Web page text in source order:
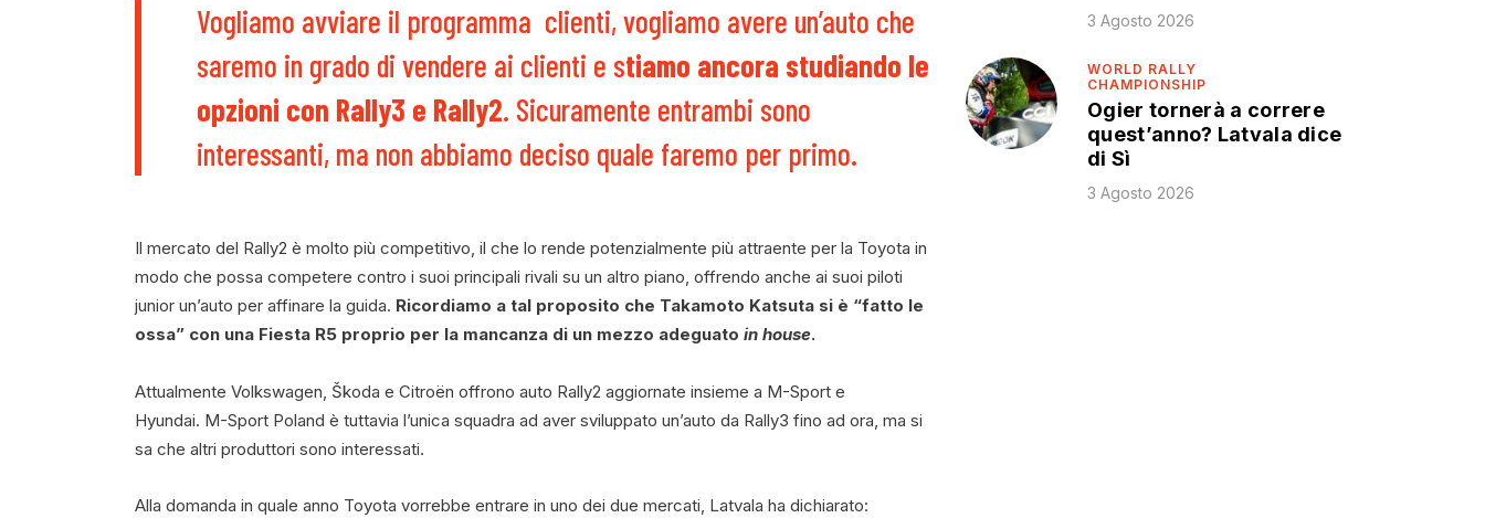
Vogliamo avviare il programma clienti, vogliamo avere un’auto che
saremo in grado di vendere ai clienti e stiamo ancora studiando le
opzioni con Rally3 e Rally2. Sicuramente entrambi sono
interessanti, ma non abbiamo deciso quale faremo per primo.
Il mercato del Rally2 è molto più competitivo, il che lo rende potenzialmente più attraente per la Toyota in
modo che possa competere contro i suoi principali rivali su un altro piano, offrendo anche ai suoi piloti
junior un’auto per affinare la guida. Ricordiamo a tal proposito che Takamoto Katsuta si è “fatto le
ossa” con una Fiesta R5 proprio per la mancanza di un mezzo adeguato in house.
Attualmente Volkswagen, Škoda e Citroën offrono auto Rally2 aggiornate insieme a M-Sport e
Hyundai. M-Sport Poland è tuttavia l’unica squadra ad aver sviluppato un’auto da Rally3 fino ad ora, ma si
sa che altri produttori sono interessati.
Alla domanda in quale anno Toyota vorrebbe entrare in uno dei due mercati, Latvala ha dichiarato:
3 Agosto 2026
WORLD RALLY
CHAMPIONSHIP
Ogier tornerà a correre
quest’anno? Latvala dice
di Sì
3 Agosto 2026